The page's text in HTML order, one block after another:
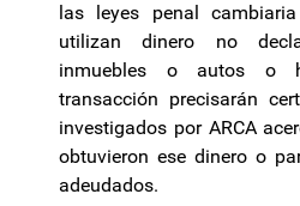
las leyes penal
utilizan dinero no
inmuebles o autos o
transacción precisarán
investigados por ARCA
obtuvieron ese dinero o
adeudados.